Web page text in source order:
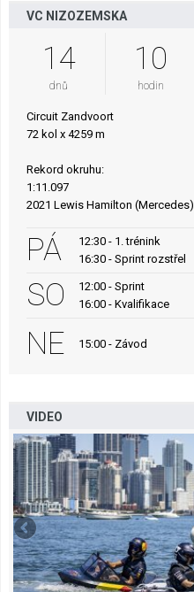
VC NIZOZEMSKA
14
dnů
10
hodin
Circuit Zandvoort
72 kol x 4259 m
Rekord okruhu:
1:11.097
2021 Lewis Hamilton (Mercedes)
PÁ
12:30 - 1. trénink
16:30 - Sprint rozstřel
SO
12:00 - Sprint
16:00 - Kvalifikace
NE 15:00 - Závod
VIDEO